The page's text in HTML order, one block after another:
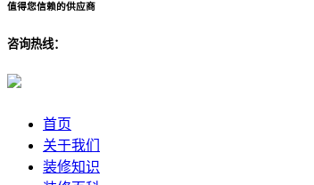
值得您信赖的供应商
咨询热线：
首页
关于我们
装修知识